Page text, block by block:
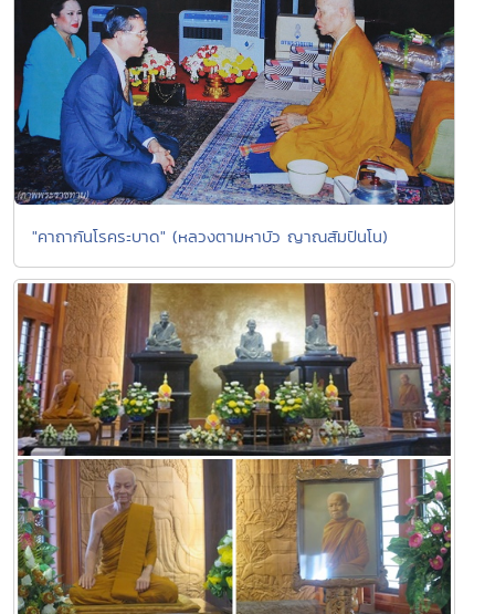
"คาถากันโรคระบาด" (หลวงตามหาบัว ญาณสัมปันโน)